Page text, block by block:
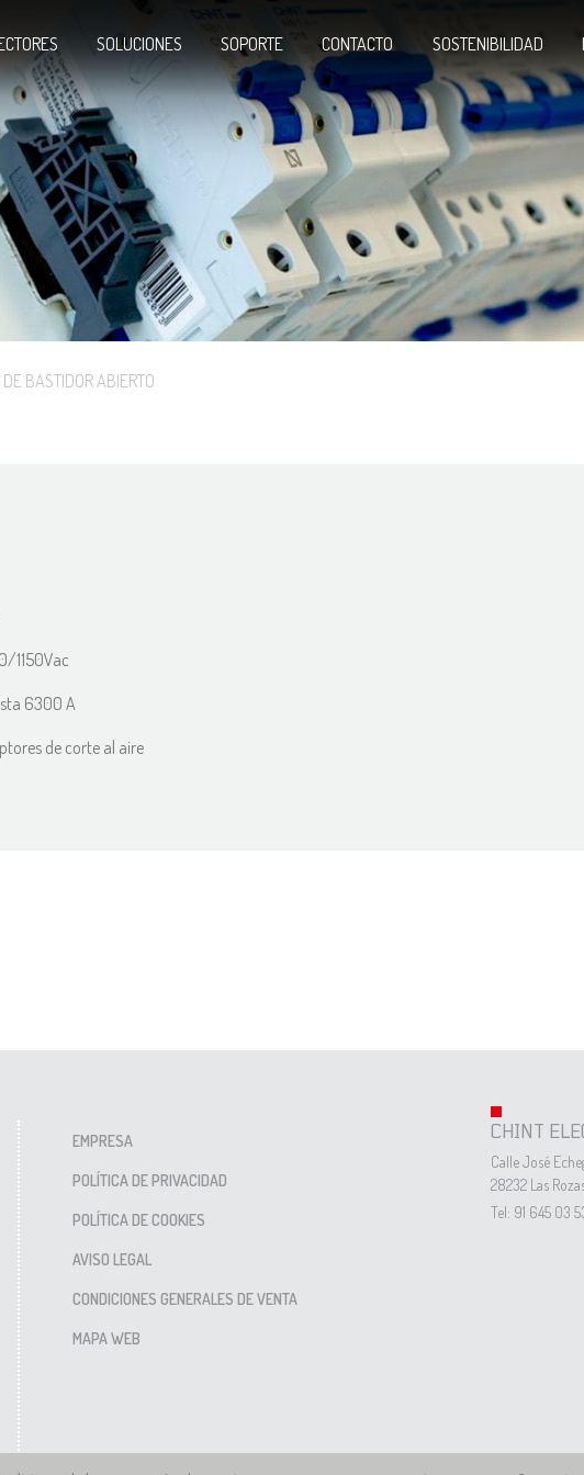
SOLUCIONES SOPORTE CONTACTO SOSTENIBILIDAD
BASTIDOR ABIERTO
1150Vac
6300 A
de corte al aire
EMPRESA
POLÍTICA DE PRIVACIDAD
POLÍTICA DE COOKIES
AVISO LEGAL
CONDICIONES GENERALES DE VENTA
MAPA WEB
CHINT
Calle José
28232 Las
Tel: 91 645 03